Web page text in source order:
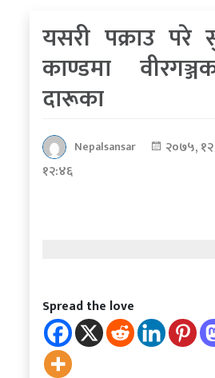
पत्रपत्रिकाबाट
यसरी पक्राउ परे
काण्डमा
दारूका
Nepalsansar
२०७५,
१२:४६
Spread the love